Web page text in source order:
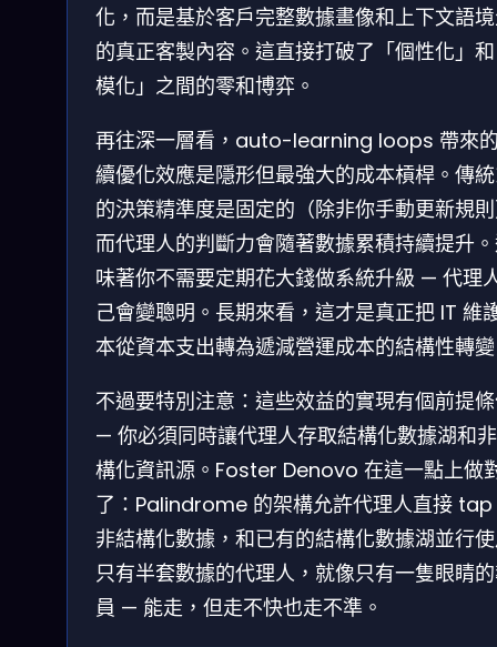
化，而是基於客戶完整數據畫像和上下文語
的真正客製內容。這直接打破了「個性化」
模化」之間的零和博弈。
再往深一層看，auto-learning loops 帶來
續優化效應是隱形但最強大的成本槓桿。傳
的決策精準度是固定的（除非你手動更新規
而代理人的判斷力會隨著數據累積持續提升
味著你不需要定期花大錢做系統升級 — 代理
己會變聰明。長期來看，這才是真正把 IT 維
本從資本支出轉為遞減營運成本的結構性轉
不過要特別注意：這些效益的實現有個前提
— 你必須同時讓代理人存取結構化數據湖和
構化資訊源。Foster Denovo 在這一點上做
了：Palindrome 的架構允許代理人直接 tap
非結構化數據，和已有的結構化數據湖並行
只有半套數據的代理人，就像只有一隻眼睛
員 — 能走，但走不快也走不準。